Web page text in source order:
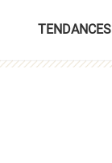
TENDANCES